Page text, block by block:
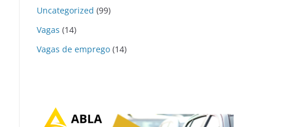
Uncategorized (99)
Vagas (14)
Vagas de emprego (14)